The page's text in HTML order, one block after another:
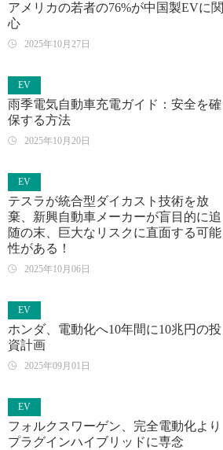
アメリカの若者の76%が中国製EVに関
心
2025年10月27日
EV
雨季電気自動車充電ガイド：安全を確
保する方法
2025年10月20日
EV
テスラが統合型ダイカスト技術を放
棄、新興自動車メーカーが盲目的に追
随の末、巨大なリスクに直面する可能
性がある！
2025年10月06日
EV
ホンダ、電動化へ10年間に10兆円の投
資計画
2025年09月01日
EV
フォルクスワーゲン、完全電動化より
プラグインハイブリッドに専念